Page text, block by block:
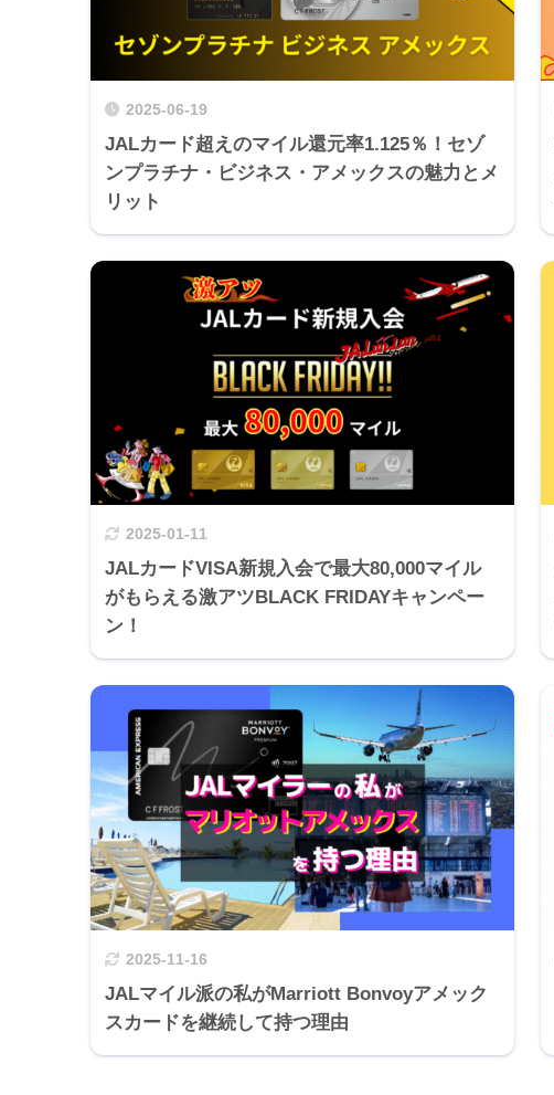
2025-06-19
JALカード超えのマイル還元率1.125％！セゾ
ンプラチナ・ビジネス・アメックスの魅力とメ
リット
2025-01-11
JALカードVISA新規入会で最大80,000マイル
がもらえる激アツBLACK FRIDAYキャンペー
ン！
2025-11-16
JALマイル派の私がMarriott Bonvoyアメック
スカードを継続して持つ理由